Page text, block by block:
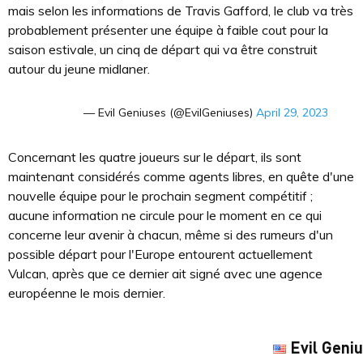
mais selon les informations de Travis Gafford, le club va très
probablement présenter une équipe à faible cout pour la
saison estivale, un cinq de départ qui va être construit
autour du jeune midlaner.
— Evil Geniuses (@EvilGeniuses) April 29, 2023
Concernant les quatre joueurs sur le départ, ils sont
maintenant considérés comme agents libres, en quête d'une
nouvelle équipe pour le prochain segment compétitif ;
aucune information ne circule pour le moment en ce qui
concerne leur avenir à chacun, même si des rumeurs d'un
possible départ pour l'Europe entourent actuellement
Vulcan, après que ce dernier ait signé avec une agence
européenne le mois dernier.
Evil